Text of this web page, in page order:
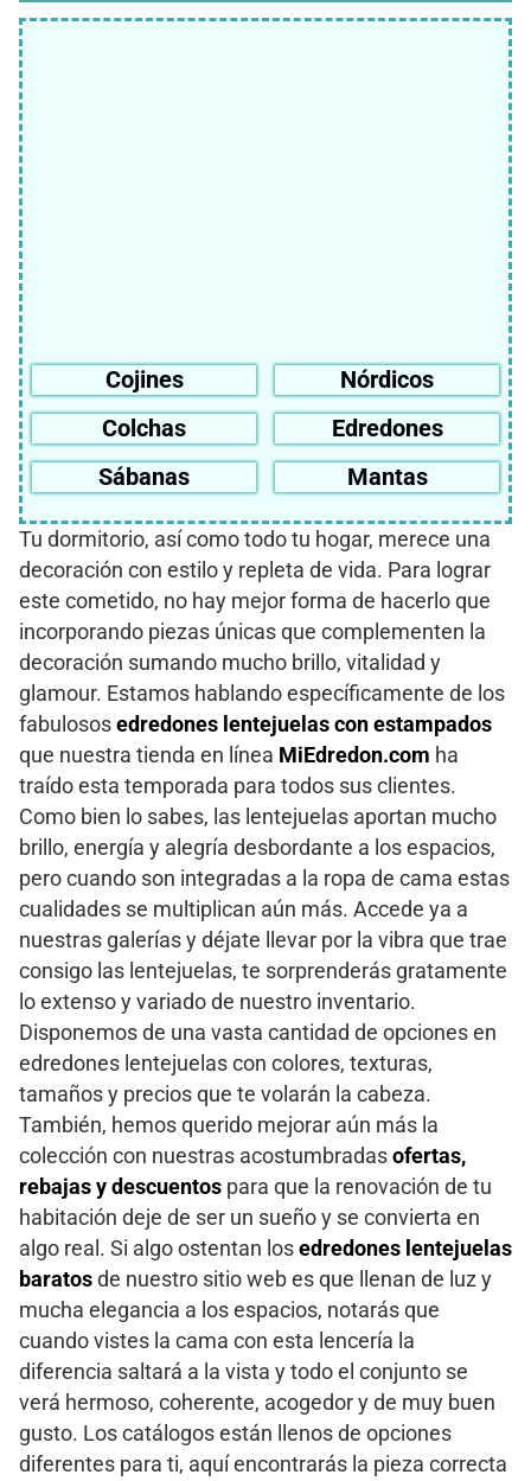
Cojines
Nórdicos
Colchas
Edredones
Sábanas
Mantas
Tu dormitorio, así como todo tu hogar, merece una
decoración con estilo y repleta de vida. Para lograr
este cometido, no hay mejor forma de hacerlo que
incorporando piezas únicas que complementen la
decoración sumando mucho brillo, vitalidad y
glamour. Estamos hablando específicamente de los
fabulosos edredones lentejuelas con estampados
que nuestra tienda en línea MiEdredon.com ha
traído esta temporada para todos sus clientes.
Como bien lo sabes, las lentejuelas aportan mucho
brillo, energía y alegría desbordante a los espacios,
pero cuando son integradas a la ropa de cama estas
cualidades se multiplican aún más. Accede ya a
nuestras galerías y déjate llevar por la vibra que trae
consigo las lentejuelas, te sorprenderás gratamente
lo extenso y variado de nuestro inventario.
Disponemos de una vasta cantidad de opciones en
edredones lentejuelas con colores, texturas,
tamaños y precios que te volarán la cabeza.
También, hemos querido mejorar aún más la
colección con nuestras acostumbradas ofertas,
rebajas y descuentos para que la renovación de tu
habitación deje de ser un sueño y se convierta en
algo real. Si algo ostentan los edredones lentejuelas
baratos de nuestro sitio web es que llenan de luz y
mucha elegancia a los espacios, notarás que
cuando vistes la cama con esta lencería la
diferencia saltará a la vista y todo el conjunto se
verá hermoso, coherente, acogedor y de muy buen
gusto. Los catálogos están llenos de opciones
diferentes para ti, aquí encontrarás la pieza correcta